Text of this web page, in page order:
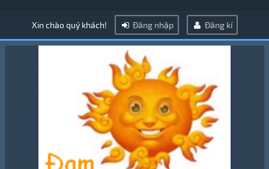
Xin chào quý khách! Đăng nhập Đăng kí